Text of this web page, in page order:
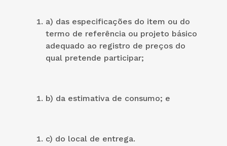
a) das especificações do item ou do
termo de referência ou projeto básico
adequado ao registro de preços do
qual pretende participar;
b) da estimativa de consumo; e
c) do local de entrega.